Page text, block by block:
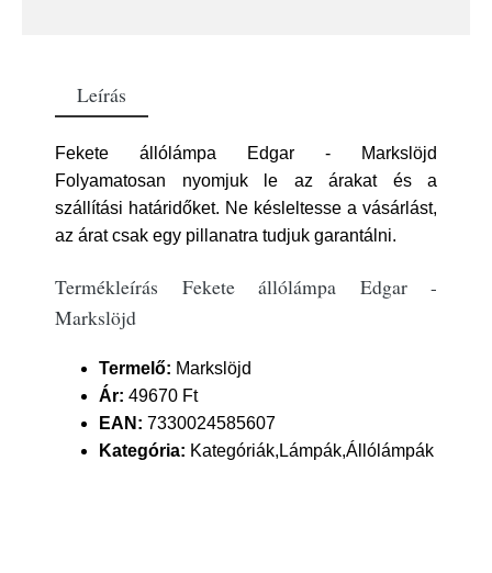
Leírás
Fekete állólámpa Edgar - Markslöjd
Folyamatosan nyomjuk le az árakat és a
szállítási határidőket. Ne késleltesse a vásárlást,
az árat csak egy pillanatra tudjuk garantálni.
Termékleírás Fekete állólámpa Edgar -
Markslöjd
Termelő: Markslöjd
Ár: 49670 Ft
EAN: 7330024585607
Kategória: Kategóriák,Lámpák,Állólámpák